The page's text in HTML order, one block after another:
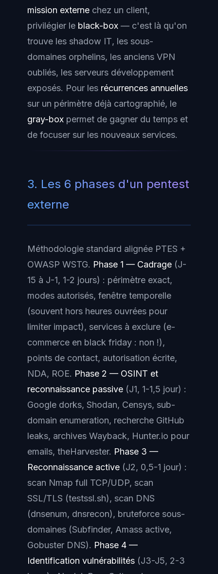
mission externe chez un client,
privilégier le black-box — c'est là qu'on
trouve les shadow IT, les sous-
domaines orphelins, les anciens VPN
oubliés, les serveurs développement
exposés. Pour les récurrences annuelles
sur un périmètre déjà cartographié, le
gray-box permet de gagner du temps et
de focuser sur les nouveaux services.
3. Les 6 phases d'un pentest
externe
Méthodologie standard alignée PTES +
OWASP WSTG. Phase 1 — Cadrage (J-
15 à J-1, 1-2 jours) : périmètre exact,
modes autorisés, fenêtre temporelle
(souvent hors heures ouvrées pour
limiter impact), services à exclure (e-
commerce en black friday : non !),
points de contact, autorisation écrite,
NDA, ROE. Phase 2 — OSINT et
reconnaissance passive (J1, 1-1,5 jour) :
Google dorks, Shodan, Censys, sub-
domain enumeration, recherche GitHub
leaks, archives Wayback, Hunter.io pour
emails, theHarvester. Phase 3 —
Reconnaissance active (J2, 0,5-1 jour) :
scan Nmap full TCP/UDP, scan
SSL/TLS (testssl.sh), scan DNS
(dnsenum, dnsrecon), bruteforce sous-
domaines (Subfinder, Amass active,
Gobuster DNS). Phase 4 —
Identification vulnérabilités (J3-J5, 2-3